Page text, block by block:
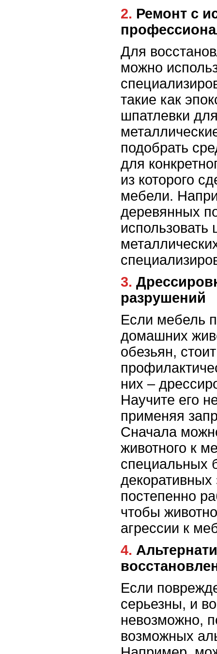
2. Ремонт с использованием
Для
можно
такие как
шпатлевки
подобрать
для
из которого
мебели.
деревянных
использовать
3. Дрессировка и профилактика
разрушений
Если мебель
домашних
обезьян,
них –
Научите его
применяя
Сначала
животного к
специальных
постепенно
чтобы
агрессии к
4. Альтернативы
Если
серьезны, и
невозможно,
возможных